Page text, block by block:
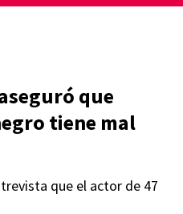
que
tiene mal
que el actor de 47